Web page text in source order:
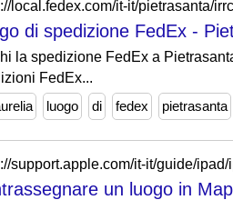
local.fedex.com/it-it/pietrasanta/
di spedizione FedEx -
la spedizione FedEx a
FedEx...
luogo di fedex pietrasanta
support.apple.com/it-it/guide/
un luogo in